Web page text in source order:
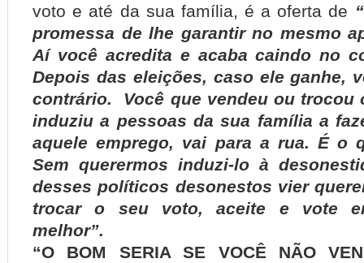
voto e até da sua família, é a oferta de
promessa de lhe garantir no mesmo
Aí você acredita e acaba caindo no
Depois das eleições, caso ele ganhe,
contrário. Você que vendeu ou trocou
induziu a pessoas da sua família a
aquele emprego, vai para a rua. É o
Sem querermos induzi-lo à
desses políticos desonestos vier
trocar o seu voto, aceite e vote
melhor”.
“O BOM SERIA SE VOCÊ NÃO